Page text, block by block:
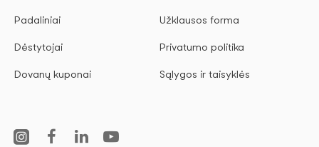
Padaliniai
Dėstytojai
Dovanų kuponai
Užklausos forma
Privatumo politika
Sąlygos ir taisyklės